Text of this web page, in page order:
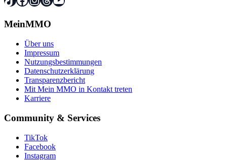
MeinMMO
Über uns
Impressum
Nutzungsbestimmungen
Datenschutzerklärung
Transparenzbericht
Mit Mein MMO in Kontakt treten
Karriere
Community & Services
TikTok
Facebook
Instagram